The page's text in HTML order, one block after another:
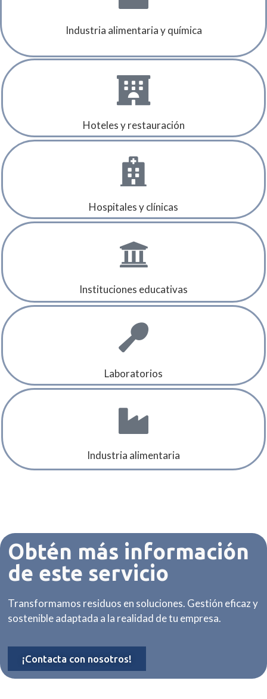
Industria alimentaria y química
Hoteles y restauración
Hospitales y clínicas
Instituciones educativas
Laboratorios
Industria alimentaria
Obtén más información
de este servicio
Transformamos residuos en soluciones. Gestión eficaz y
sostenible adaptada a la realidad de tu empresa.
¡Contacta con nosotros!